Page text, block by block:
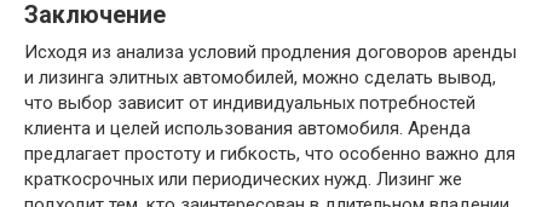
Заключение
Исходя из анализа условий продления договоров аренды
и лизинга элитных автомобилей, можно сделать вывод,
что выбор зависит от индивидуальных потребностей
клиента и целей использования автомобиля. Аренда
предлагает простоту и гибкость, что особенно важно для
краткосрочных или периодических нужд. Лизинг же